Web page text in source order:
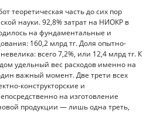
теоретическая часть до сих пор
науки. 92,8% затрат на НИОКР в
на фундаментальные и
160,2 млрд тг. Доля опытно-
всего 7,2%, или 12,4 млрд тг. К
удельный вес расходов именно на
важный момент. Две трети всех
конструкторские и
на изготовление
продукции — лишь одна треть,